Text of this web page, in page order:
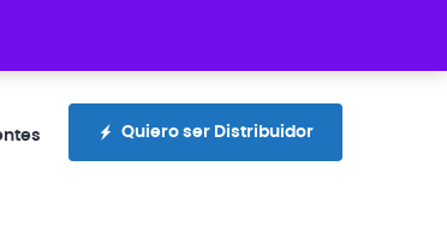
Quiero ser Distribuidor